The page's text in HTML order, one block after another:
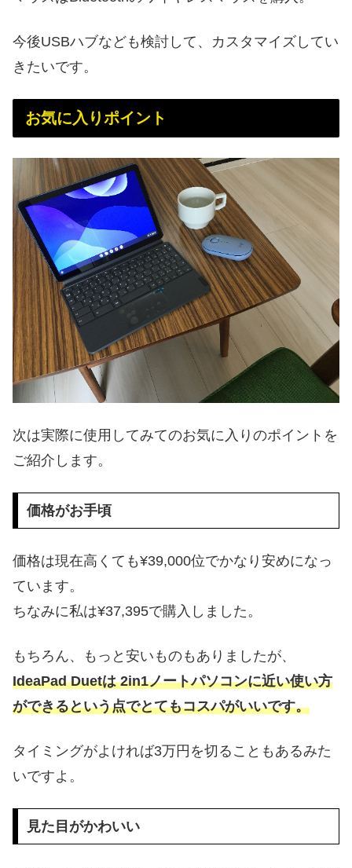
今後USBハブなども検討して、カスタマイズしてい
きたいです。
お気に入りポイント
次は実際に使用してみてのお気に入りのポイントを
ご紹介します。
価格がお手頃
価格は現在高くても¥39,000位でかなり安めになっ
ています。
ちなみに私は¥37,395で購入しました。
もちろん、もっと安いものもありましたが、
IdeaPad Duetは 2in1ノートパソコンに近い使い方
ができるという点でとてもコスパがいいです。
タイミングがよければ3万円を切ることもあるみた
いですよ。
見た目がかわいい